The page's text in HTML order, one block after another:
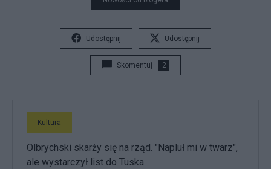
Udostępnij Udostępnij
Skomentuj 2
Kultura
Olbrychski skarży się na rząd. "Napluł mi w twarz",
ale wystarczył list do Tuska